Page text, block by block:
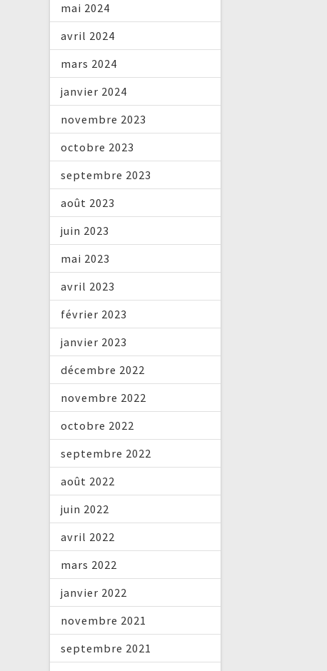
mai 2024
avril 2024
mars 2024
janvier 2024
novembre 2023
octobre 2023
septembre 2023
août 2023
juin 2023
mai 2023
avril 2023
février 2023
janvier 2023
décembre 2022
novembre 2022
octobre 2022
septembre 2022
août 2022
juin 2022
avril 2022
mars 2022
janvier 2022
novembre 2021
septembre 2021